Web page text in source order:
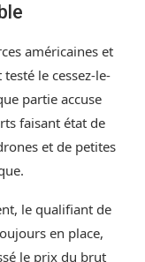
américaines et
le cessez-le-
partie accuse
faisant état de
et de petites
le qualifiant de
en place,
le prix du brut